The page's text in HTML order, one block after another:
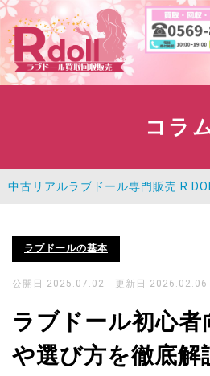
コラ
中古リアルラブドール専門販売 R
ラブドールの基本
公開日 2025.07.02 更新日 2026.02.06
ラブドール初心
や選び方を徹底解